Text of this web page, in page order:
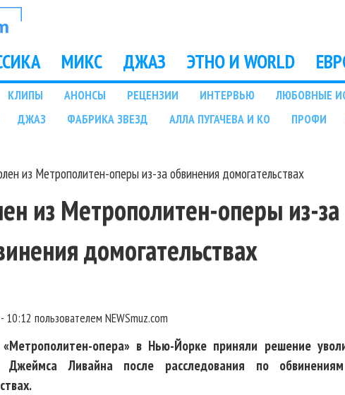
МИКС ДЖАЗ ЭТНО И WORLD
КЛИПЫ АНОНСЫ РЕЦЕНЗИИ ИНТЕРВЬЮ ЛЮБОВНЫЕ
ДЖАЗ ФАБРИКА ЗВЕЗД АЛЛА ПУГАЧЕВА И КО ПРОФИ
из Метрополитен-оперы из-за обвинения домогательствах
из Метрополитен-оперы из-за
домогательствах
10:12 пользователем NEWSmuz.com
опера» в Нью-Йорке приняли решение
Джеймса Ливайна после расследования по